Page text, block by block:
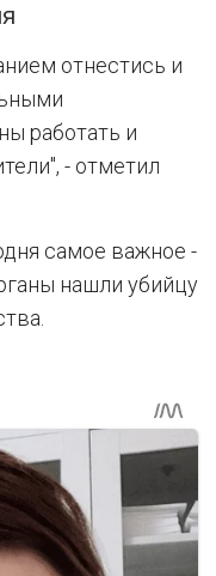
отнестись и
работать и
- отметил
самое важное -
нашли убийцу